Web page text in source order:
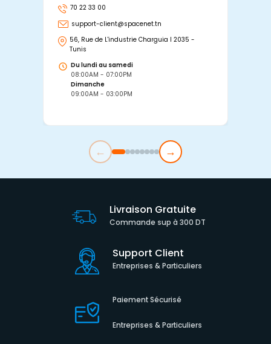
70 22 33 00
support-client@spacenet.tn
56, Rue de L'industrie Charguia I 2035 -
Tunis
Du lundi au samedi
08:00AM - 07:00PM
Dimanche
09:00AM - 03:00PM
← →
Livraison Gratuite
Commande sup à 300 DT
Support Client
Entreprises & Particuliers
Paiement Sécurisé
Entreprises & Particuliers